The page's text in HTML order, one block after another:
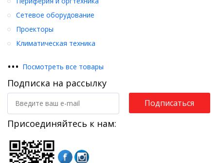
Сетевое оборудование
Проекторы
Климатическая техника
••• Посмотреть все товары
Подписка на рассылку
Подписаться
Присоединяйтесь к нам: